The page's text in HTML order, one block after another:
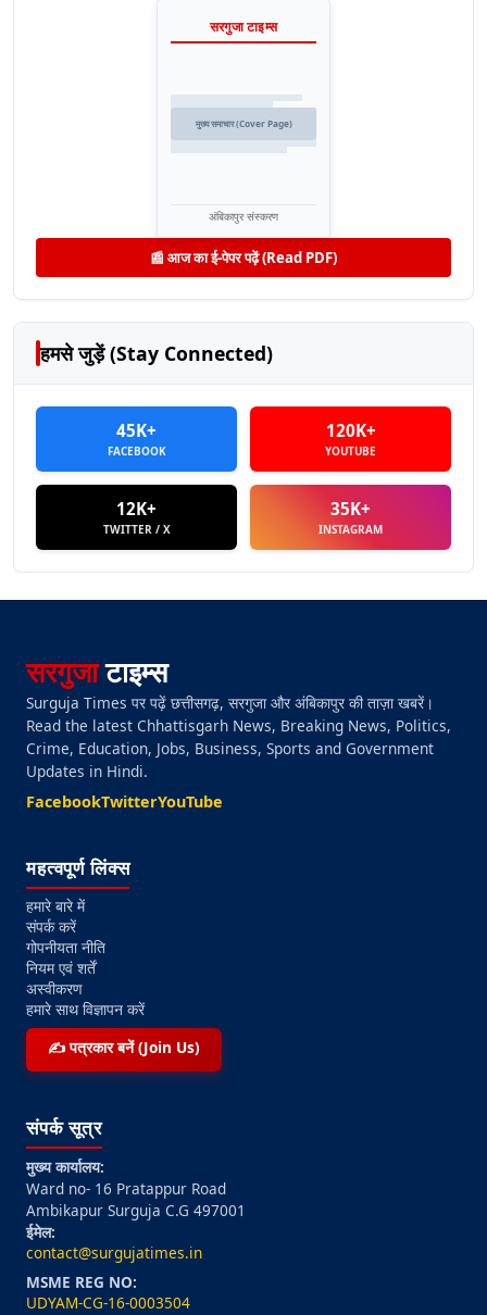
सरगुजा टाइम्स
मुख्य समाचार (Cover Page)
अंबिकापुर संस्करण
📰 आज का ई-पेपर पढ़ें (Read PDF)
हमसे जुड़ें (Stay Connected)
45K+
FACEBOOK
120K+
YOUTUBE
12K+
TWITTER / X
35K+
INSTAGRAM
सरगुजाटाइम्स
Surguja Times पर पढ़ें छत्तीसगढ़, सरगुजा और अंबिकापुर की ताज़ा खबरें।
Read the latest Chhattisgarh News, Breaking News, Politics,
Crime, Education, Jobs, Business, Sports and Government
Updates in Hindi.
FacebookTwitterYouTube
महत्वपूर्ण लिंक्स
हमारे बारे में
संपर्क करें
गोपनीयता नीति
नियम एवं शर्तें
अस्वीकरण
हमारे साथ विज्ञापन करें
✍️ पत्रकार बनें (Join Us)
संपर्क सूत्र
मुख्य कार्यालय:
Ward no- 16 Pratappur Road
Ambikapur Surguja C.G 497001
ईमेल:
contact@surgujatimes.in
MSME REG NO:
UDYAM-CG-16-0003504